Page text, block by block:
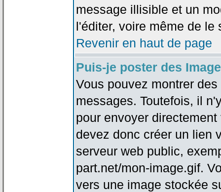
message illisible et un
l'éditer, voire même de le
Revenir en haut de page
Puis-je poster des
Vous pouvez montrer
messages. Toutefois, il
pour envoyer
devez donc créer un lien
serveur web public,
part.net/mon-image.gif.
vers une image stockée